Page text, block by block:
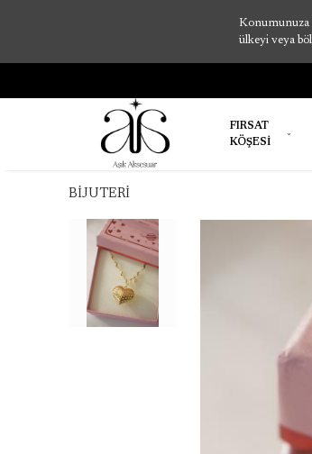
Konumunuza
ülkeyi veya
FIRSAT
KÖŞESİ
BİJUTERİ